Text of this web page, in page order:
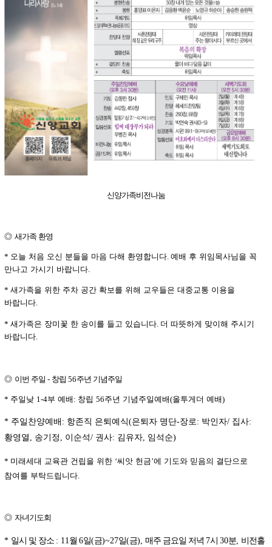
신양가족비전나눔
◎ 새가족 환영
* 오늘 처음 오신 분들을 마음 다해 환영합니다. 예배 후 위임목사님을 꼭
만나고 가시기 바랍니다.
* 새가족을 위한 주차 공간 확보를 위해 교우들은 대중교통 이용을
바랍니다.
* 새가족은 장미꽃 한 송이를 들고 있습니다 더 따뜻하게 맞이해 주시기
바랍니다
◎ 이번 주일 - 창립 56주년 기념주일
* 주일낮 1-4부 예배 : 창립 56주년 기념주일예배(올투게더 예배)
* 주일찬양예배 : 항존직 은퇴예식(은퇴자 명단-장로 : 박인자/ 집사:
황영열 송기정 이순석/ 권사: 김유자 임석순)
* 미래세대 교육관 건립을 위한 ‘씨앗 헌금’에 기도와 믿음의 결단으로
참여를 부탁드립니다
◎ 자녀기도회
* 일시 및 장소 : 11월 6일(금)~27일(금), 매주 금요일 저녁 7시 30분, 비전홀